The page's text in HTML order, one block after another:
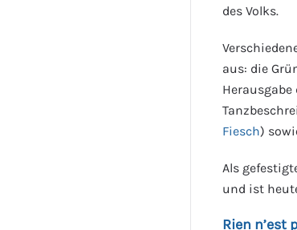
des Volks.
aus: die
Fiesch)
Als
und ist
Rien n’est